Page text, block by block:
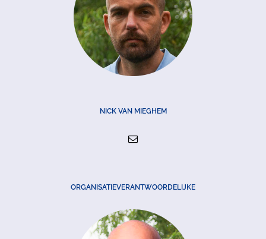
NICK VAN MIEGHEM
ORGANISATIEVERANTWOORDELIJKE